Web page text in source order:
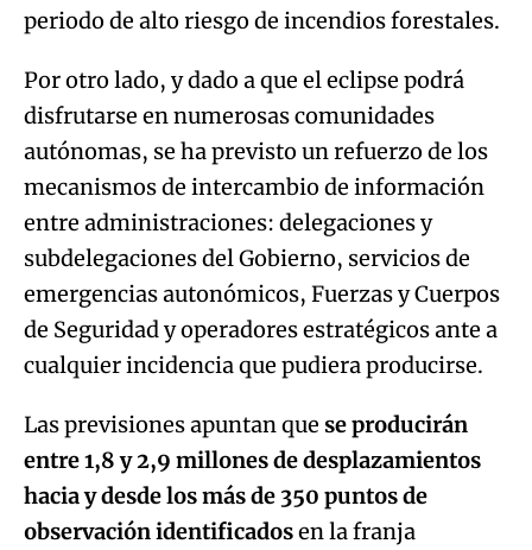
periodo de alto riesgo de incendios forestales.
Por otro lado, y dado a que el eclipse podrá
disfrutarse en numerosas comunidades
autónomas, se ha previsto un refuerzo de los
mecanismos de intercambio de información
entre administraciones: delegaciones y
subdelegaciones del Gobierno, servicios de
emergencias autonómicos, Fuerzas y Cuerpos
de Seguridad y operadores estratégicos ante a
cualquier incidencia que pudiera producirse.
Las previsiones apuntan que se producirán
entre 1,8 y 2,9 millones de desplazamientos
hacia y desde los más de 350 puntos de
observación identificadosen la franja